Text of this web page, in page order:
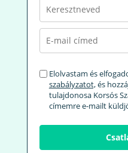
Elolvastam és
szabályzatot,és
tulajdonosa Korsós
címemre e-mailt